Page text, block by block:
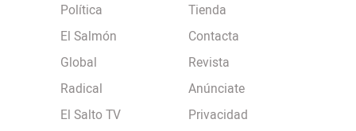
Política
El Salmón
Global
Radical
El Salto TV
Tienda
Contacta
Revista
Anúnciate
Privacidad